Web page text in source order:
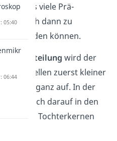
viele Prä-
die sich dann zu
verbinden können.
Kernteilung wird der
in den Zellen zuerst kleiner
dann ganz auf. In der
bilden sich darauf in den
Tochterkernen
aus.
05:40
06:44